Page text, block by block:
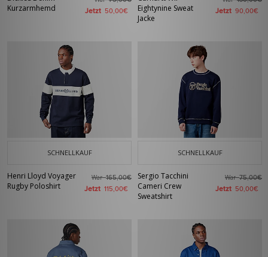
Kurzarmhemd
Jetzt 50,00€
Eightynine Sweat
Jacke
Jetzt 90,00€
SCHNELLKAUF
Henri Lloyd Voyager
Rugby Poloshirt
War165,00€
Jetzt 115,00€
SCHNELLKAUF
Sergio Tacchini
Cameri Crew
Sweatshirt
War75,00€
Jetzt 50,00€